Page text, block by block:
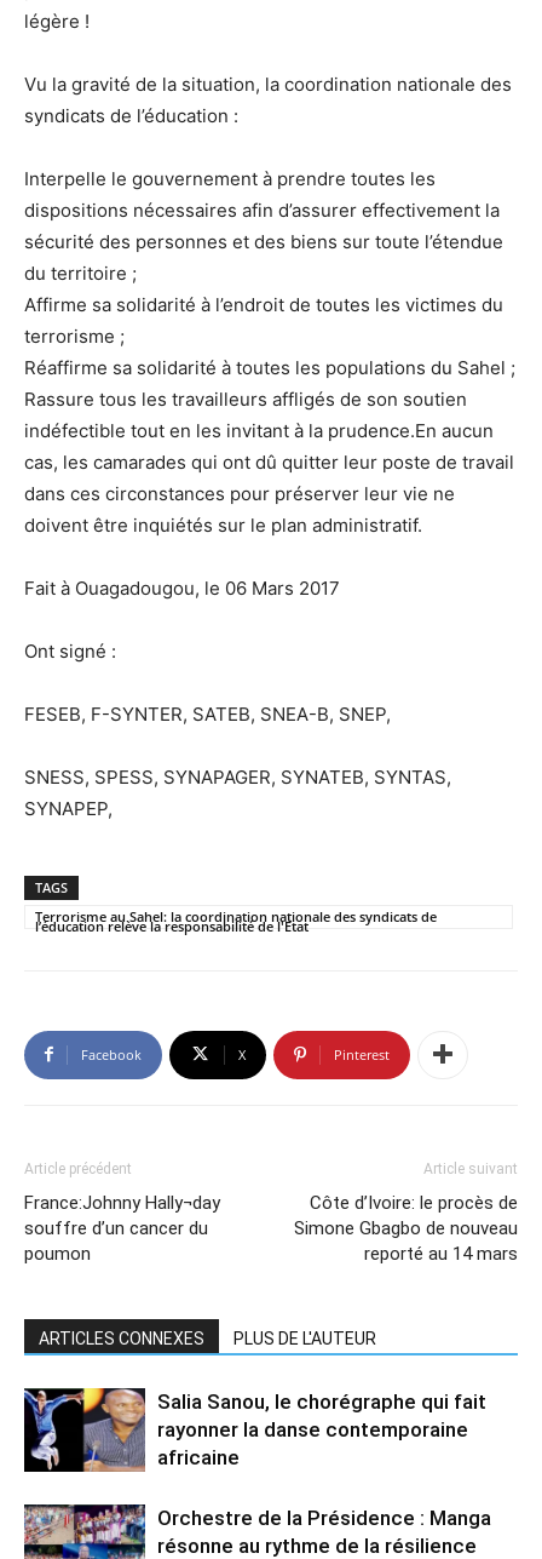
légère !
Vu la gravité de la situation, la coordination nationale des
syndicats de l’éducation :
Interpelle le gouvernement à prendre toutes les
dispositions nécessaires afin d’assurer effectivement la
sécurité des personnes et des biens sur toute l’étendue
du territoire ;
Affirme sa solidarité à l’endroit de toutes les victimes du
terrorisme ;
Réaffirme sa solidarité à toutes les populations du Sahel ;
Rassure tous les travailleurs affligés de son soutien
indéfectible tout en les invitant à la prudence.En aucun
cas, les camarades qui ont dû quitter leur poste de travail
dans ces circonstances pour préserver leur vie ne
doivent être inquiétés sur le plan administratif.
Fait à Ouagadougou, le 06 Mars 2017
Ont signé :
FESEB, F-SYNTER, SATEB, SNEA-B, SNEP,
SNESS, SPESS, SYNAPAGER, SYNATEB, SYNTAS,
SYNAPEP,
TAGS
Terrorisme au Sahel: la coordination nationale des syndicats de
l’éducation relève la responsabilité de l'Etat
Facebook X Pinterest
Article précédent
France:Johnny Hally¬day
souffre d’un cancer du
poumon
Article suivant
Côte d’Ivoire: le procès de
Simone Gbagbo de nouveau
reporté au 14 mars
ARTICLES CONNEXES PLUS DE L'AUTEUR
Salia Sanou, le chorégraphe qui fait
rayonner la danse contemporaine
africaine
Orchestre de la Présidence : Manga
résonne au rythme de la résilience